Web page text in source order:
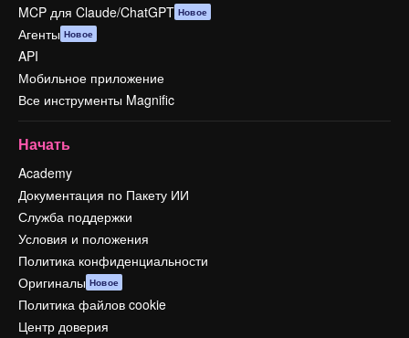
MCP для Claude/ChatGPT Новое
Агенты Новое
API
Мобильное приложение
Все инструменты Magnific
Начать
Academy
Документация по Пакету ИИ
Служба поддержки
Условия и положения
Политика конфиденциальности
Оригиналы Новое
Политика файлов cookie
Центр доверия